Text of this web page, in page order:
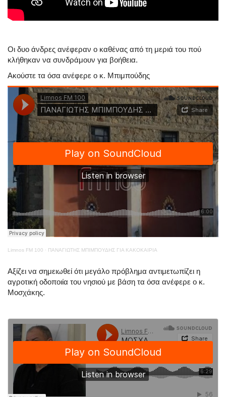
Οι δυο άνδρες ανέφεραν ο καθένας από τη μεριά του πού
κλήθηκαν να συνδράμουν για βοήθεια.
Ακούστε τα όσα ανέφερε ο κ. Μπιμπούδης
Limnos FM 100 · ΠΑΝΑΓΙΩΤΗΣ ΜΠΙΜΠΟΥΔΗΣ ΓΙΑ ΚΑΚΟΚΑΙΡΙΑ
Αξίζει να σημειωθεί ότι μεγάλο πρόβλημα αντιμετωπίζει η
αγροτική οδοποιία του νησιού με βάση τα όσα ανέφερε ο κ.
Μοσχάκης.